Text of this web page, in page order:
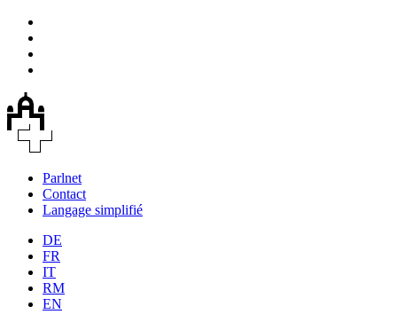
Parlnet
Contact
Langage simplifié
DE
FR
IT
RM
EN